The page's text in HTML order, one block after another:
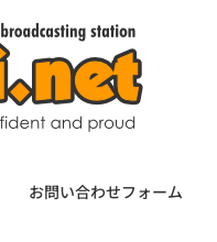
お問い合わせフォーム